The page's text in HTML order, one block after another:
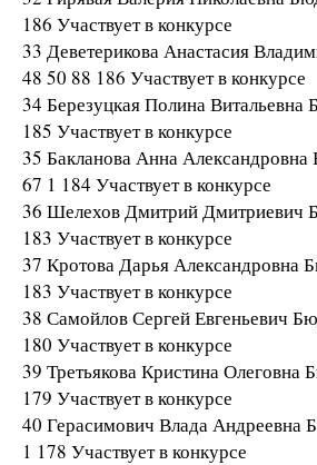
186 Участвует в конкурсе
33 Деветерикова Анастасия
48 50 88 186 Участвует в конкурсе
34 Березуцкая Полина Витальевна
185 Участвует в конкурсе
35 Бакланова Анна
67 1 184 Участвует в конкурсе
36 Шелехов Дмитрий Дмитриевич
183 Участвует в конкурсе
37 Кротова Дарья Александровна
183 Участвует в конкурсе
38 Самойлов Сергей Евгеньевич
180 Участвует в конкурсе
39 Третьякова Кристина Олеговна
179 Участвует в конкурсе
40 Герасимович Влада Андреевна
1 178 Участвует в конкурсе